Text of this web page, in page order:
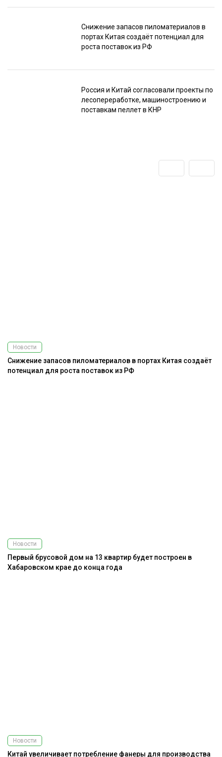
Снижение запасов пиломатериалов в
портах Китая создаёт потенциал для
роста поставок из РФ
Россия и Китай согласовали проекты по
лесопереработке, машиностроению и
поставкам пеллет в КНР
Новости
Снижение запасов пиломатериалов в портах Китая создаёт
потенциал для роста поставок из РФ
Новости
Первый брусовой дом на 13 квартир будет построен в
Хабаровском крае до конца года
Новости
Китай увеличивает потребление фанеры для производства